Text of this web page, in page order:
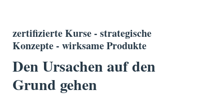
zertifizierte Kurse - strategische
Konzepte - wirksame Produkte
Den Ursachen auf den
Grund gehen